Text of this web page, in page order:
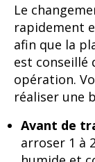
Le
rapidement
afin que la
est conseillé
opération.
réaliser une
Avant de
arroser 1 à